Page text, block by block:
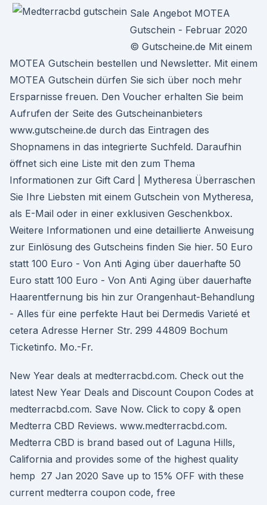
Sale Angebot MOTEA
Gutschein - Februar 2020
© Gutscheine.de Mit einem
MOTEA Gutschein bestellen und Newsletter. Mit einem
MOTEA Gutschein dürfen Sie sich über noch mehr
Ersparnisse freuen. Den Voucher erhalten Sie beim
Aufrufen der Seite des Gutscheinanbieters
www.gutscheine.de durch das Eintragen des
Shopnamens in das integrierte Suchfeld. Daraufhin
öffnet sich eine Liste mit den zum Thema
Informationen zur Gift Card | Mytheresa Überraschen
Sie Ihre Liebsten mit einem Gutschein von Mytheresa,
als E-Mail oder in einer exklusiven Geschenkbox.
Weitere Informationen und eine detaillierte Anweisung
zur Einlösung des Gutscheins finden Sie hier. 50 Euro
statt 100 Euro - Von Anti Aging über dauerhafte 50
Euro statt 100 Euro - Von Anti Aging über dauerhafte
Haarentfernung bis hin zur Orangenhaut-Behandlung
- Alles für eine perfekte Haut bei Dermedis Varieté et
cetera Adresse Herner Str. 299 44809 Bochum
Ticketinfo. Mo.-Fr.
New Year deals at medterracbd.com. Check out the
latest New Year Deals and Discount Coupon Codes at
medterracbd.com. Save Now. Click to copy & open
Medterra CBD Reviews. www.medterracbd.com.
Medterra CBD is brand based out of Laguna Hills,
California and provides some of the highest quality
hemp 27 Jan 2020 Save up to 15% OFF with these
current medterra coupon code, free